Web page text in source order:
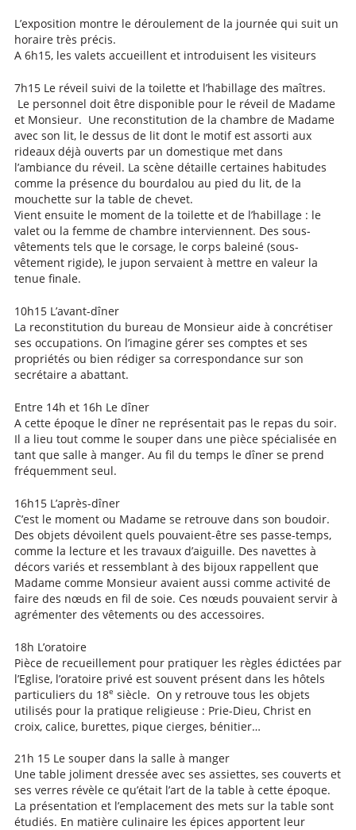
L’exposition montre le déroulement de la journée qui suit un
horaire très précis.
A 6h15, les valets accueillent et introduisent les visiteurs
7h15 Le réveil suivi de la toilette et l’habillage des maîtres.
Le personnel doit être disponible pour le réveil de Madame
et Monsieur. Une reconstitution de la chambre de Madame
avec son lit, le dessus de lit dont le motif est assorti aux
rideaux déjà ouverts par un domestique met dans
l’ambiance du réveil. La scène détaille certaines habitudes
comme la présence du bourdalou au pied du lit, de la
mouchette sur la table de chevet.
Vient ensuite le moment de la toilette et de l’habillage : le
valet ou la femme de chambre interviennent. Des sous-
vêtements tels que le corsage, le corps baleiné (sous-
vêtement rigide), le jupon servaient à mettre en valeur la
tenue finale.
10h15 L’avant-dîner
La reconstitution du bureau de Monsieur aide à concrétiser
ses occupations. On l’imagine gérer ses comptes et ses
propriétés ou bien rédiger sa correspondance sur son
secrétaire a abattant.
Entre 14h et 16h Le dîner
A cette époque le dîner ne représentait pas le repas du soir.
Il a lieu tout comme le souper dans une pièce spécialisée en
tant que salle à manger. Au fil du temps le dîner se prend
fréquemment seul.
16h15 L’après-dîner
C’est le moment ou Madame se retrouve dans son boudoir.
Des objets dévoilent quels pouvaient-être ses passe-temps,
comme la lecture et les travaux d’aiguille. Des navettes à
décors variés et ressemblant à des bijoux rappellent que
Madame comme Monsieur avaient aussi comme activité de
faire des nœuds en fil de soie. Ces nœuds pouvaient servir à
agrémenter des vêtements ou des accessoires.
18h L’oratoire
Pièce de recueillement pour pratiquer les règles édictées par
l’Eglise, l’oratoire privé est souvent présent dans les hôtels
particuliers du 18e siècle. On y retrouve tous les objets
utilisés pour la pratique religieuse : Prie-Dieu, Christ en
croix, calice, burettes, pique cierges, bénitier…
21h 15 Le souper dans la salle à manger
Une table joliment dressée avec ses assiettes, ses couverts et
ses verres révèle ce qu’était l’art de la table à cette époque.
La présentation et l’emplacement des mets sur la table sont
étudiés. En matière culinaire les épices apportent leur